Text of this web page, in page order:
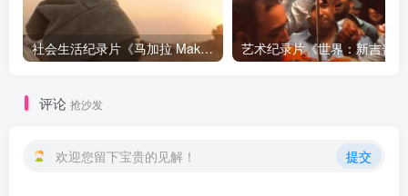
社会生活纪录片《马加拉 Makala》下载
评论 抢沙发
欢迎您留下宝贵的见解！ 提交